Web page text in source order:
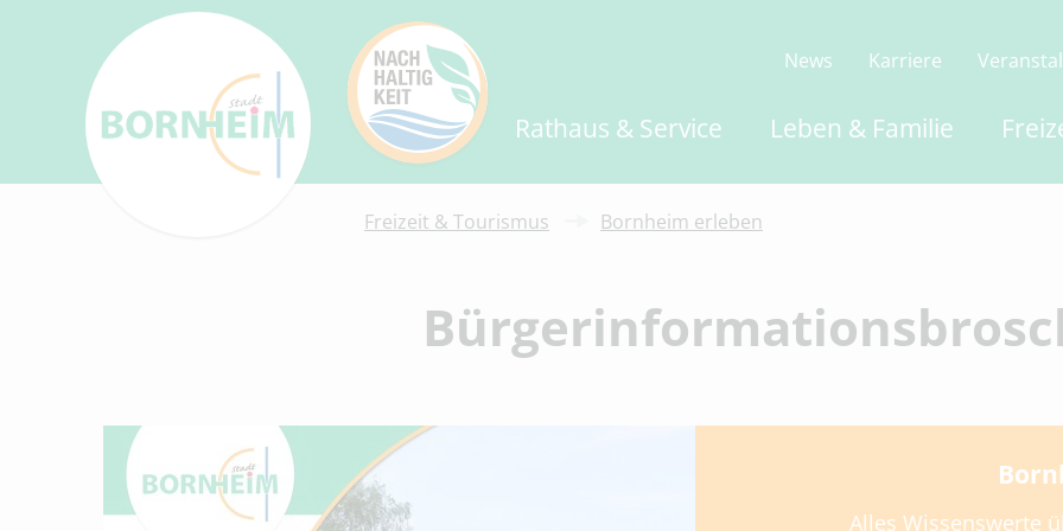
Rathaus & Service Leben & Familie
News Karriere
Freizeit & Tourismus Bornheim erleben
Alles Wissenswerte